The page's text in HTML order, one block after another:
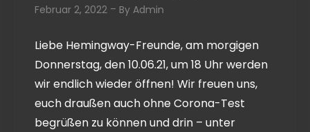
Februar 2, 2022 ByAdmin
Liebe Hemingway-Freunde, am morgigen
Donnerstag, den 10.06.21, um 18 Uhr werden
wir endlich wieder öffnen! Wir freuen uns,
euch draußen auch ohne Corona-Test
begrüßen zu können und drin – unter